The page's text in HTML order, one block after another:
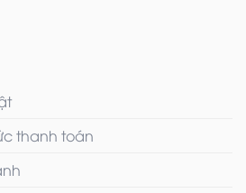
thanh toán